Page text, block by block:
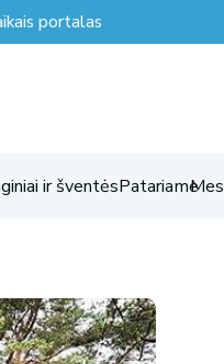
portalas
ir šventėsPatariameMes